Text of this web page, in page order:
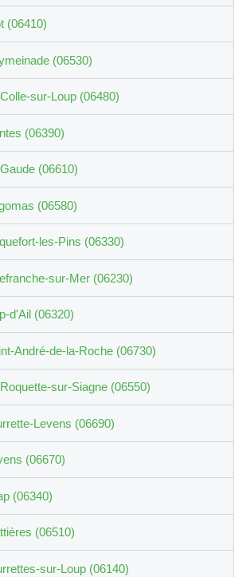
(06410)
(06530)
sur-Loup (06480)
(06390)
(06610)
(06580)
les-Pins (06330)
sur-Mer (06230)
d'Ail (06320)
André-de-la-Roche (06730)
sur-Siagne (06550)
Levens (06690)
(06670)
(06340)
(06510)
sur-Loup (06140)